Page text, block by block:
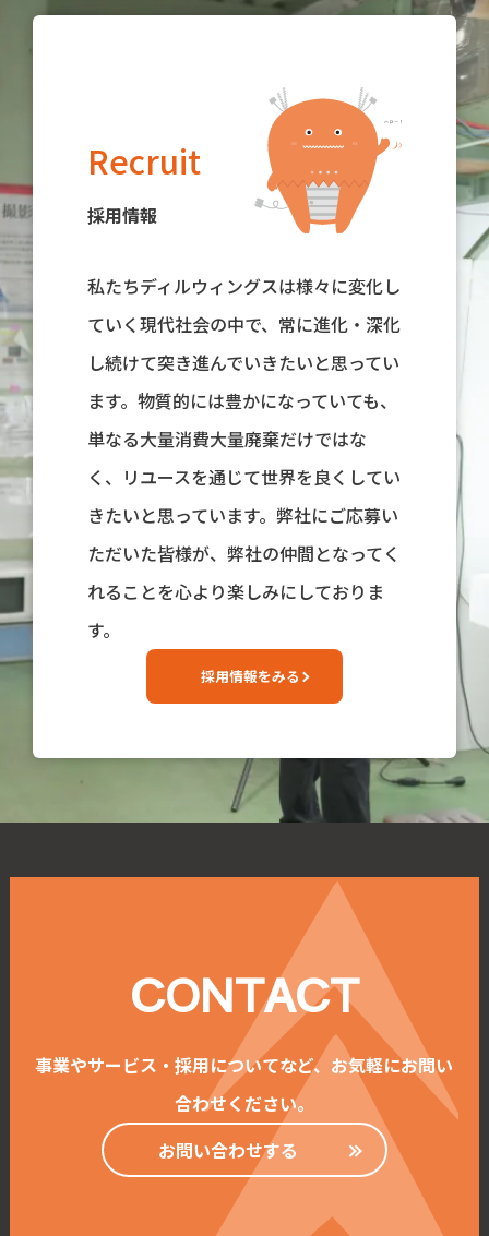
Recruit
採用情報
私たちディルウィングスは様々に変化し
ていく現代社会の中で、常に進化・深化
し続けて突き進んでいきたいと思ってい
ます。物質的には豊かになっていても、
単なる大量消費大量廃棄だけではな
く、リユースを通じて世界を良くしてい
きたいと思っています。弊社にご応募い
ただいた皆様が、弊社の仲間となってく
れることを心より楽しみにしておりま
す。
採用情報をみる
CONTACT
事業やサービス・採用についてなど、お気軽にお問い
合わせください。
お問い合わせする